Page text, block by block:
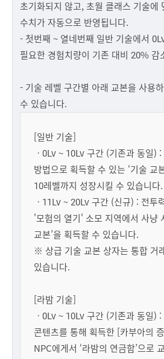
초기화되지 않고, 초월 클래스 기술에
수치가 자동으로 반영됩니다.
- 첫번째 ~ 열네번째 일반 기술에서
필요한 경험치량이 기존 대비 20% 감
- 기술 레벨 구간별 아래 교본을 사용
수 있습니다.
[일반 기술]
ㆍ0Lv ~ 10Lv 구간 (기존과 동일)
방법으로 획득할 수 있는 ‘기술 교
10레벨까지 성장시킬 수 있습니다.
ㆍ11Lv ~ 20Lv 구간 (신규) : 전투
'모험의 열기' 소모 지역에서 사냥
교본’을 획득할 수 있습니다.
※ 상급 기술 교본 상자는 통합 거
있습니다.
[라밤 기술]
ㆍ0Lv ~ 10Lv 구간 (기존과 동일)
콘텐츠를 통해 획득한 [카부아의
NPC에게서 ‘라밤의 연금함’으로